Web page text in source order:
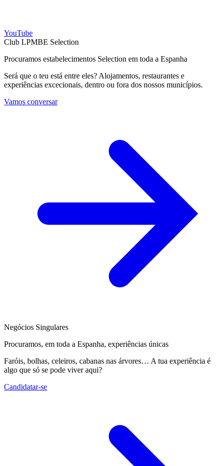
YouTube
Club LPMBE Selection
Procuramos estabelecimentos Selection em toda a Espanha
Será que o teu está entre eles? Alojamentos, restaurantes e
experiências excecionais, dentro ou fora dos nossos municípios.
Vamos conversar
Negócios Singulares
Procuramos, em toda a Espanha, experiências únicas
Faróis, bolhas, celeiros, cabanas nas árvores… A tua experiência é
algo que só se pode viver aqui?
Candidatar-se